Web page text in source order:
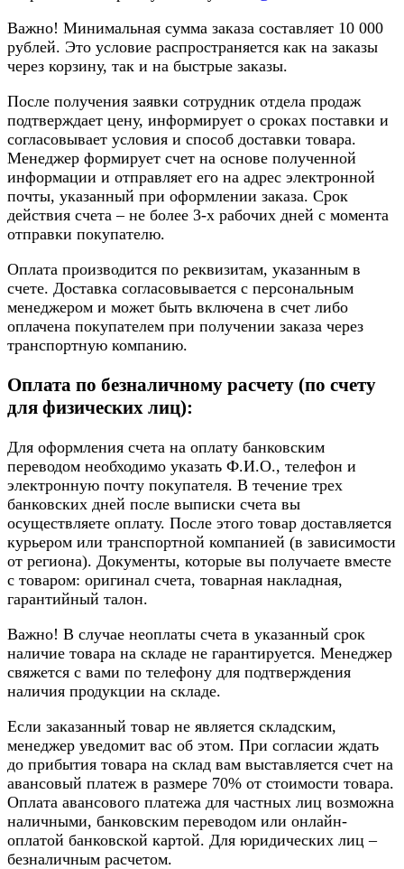
Важно! Минимальная сумма заказа составляет 10 000
рублей. Это условие распространяется как на заказы
через корзину, так и на быстрые заказы.
После получения заявки сотрудник отдела продаж
подтверждает цену, информирует о сроках поставки и
согласовывает условия и способ доставки товара.
Менеджер формирует счет на основе полученной
информации и отправляет его на адрес электронной
почты, указанный при оформлении заказа. Срок
действия счета – не более 3-х рабочих дней с момента
отправки покупателю.
Оплата производится по реквизитам, указанным в
счете. Доставка согласовывается с персональным
менеджером и может быть включена в счет либо
оплачена покупателем при получении заказа через
транспортную компанию.
Оплата по безналичному расчету (по счету
для физических лиц):
Для оформления счета на оплату банковским
переводом необходимо указать Ф.И.О., телефон и
электронную почту покупателя. В течение трех
банковских дней после выписки счета вы
осуществляете оплату. После этого товар доставляется
курьером или транспортной компанией (в зависимости
от региона). Документы, которые вы получаете вместе
с товаром: оригинал счета, товарная накладная,
гарантийный талон.
Важно! В случае неоплаты счета в указанный срок
наличие товара на складе не гарантируется. Менеджер
свяжется с вами по телефону для подтверждения
наличия продукции на складе.
Если заказанный товар не является складским,
менеджер уведомит вас об этом. При согласии ждать
до прибытия товара на склад вам выставляется счет на
авансовый платеж в размере 70% от стоимости товара.
Оплата авансового платежа для частных лиц возможна
наличными, банковским переводом или онлайн-
оплатой банковской картой. Для юридических лиц –
безналичным расчетом.